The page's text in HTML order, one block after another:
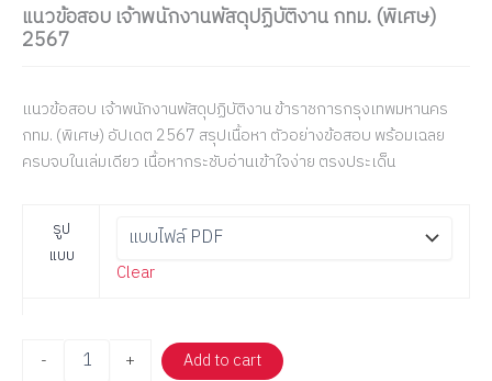
แนวข้อสอบ เจ้าพนักงานพัสดุปฏิบัติงาน กทม. (พิเศษ)
2567
แนวข้อสอบ เจ้าพนักงานพัสดุปฏิบัติงาน ข้าราชการกรุงเทพมหานคร
กทม. (พิเศษ) อัปเดต 2567 สรุปเนื้อหา ตัวอย่างข้อสอบ พร้อมเฉลย
ครบจบในเล่มเดียว เนื้อหากระชับอ่านเข้าใจง่าย ตรงประเด็น
รูป
แบบ
Clear
- +
Add to cart